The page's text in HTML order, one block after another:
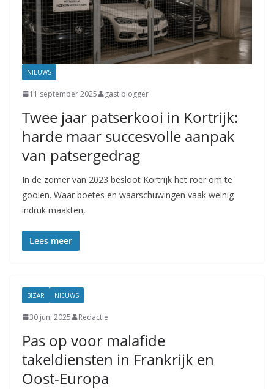
NIEUWS
11 september 2025 gast blogger
Twee jaar patserkooi in Kortrijk:
harde maar succesvolle aanpak
van patsergedrag
In de zomer van 2023 besloot Kortrijk het roer om te
gooien. Waar boetes en waarschuwingen vaak weinig
indruk maakten,
Lees meer
BIZAR NIEUWS
30 juni 2025 Redactie
Pas op voor malafide
takeldiensten in Frankrijk en
Oost-Europa